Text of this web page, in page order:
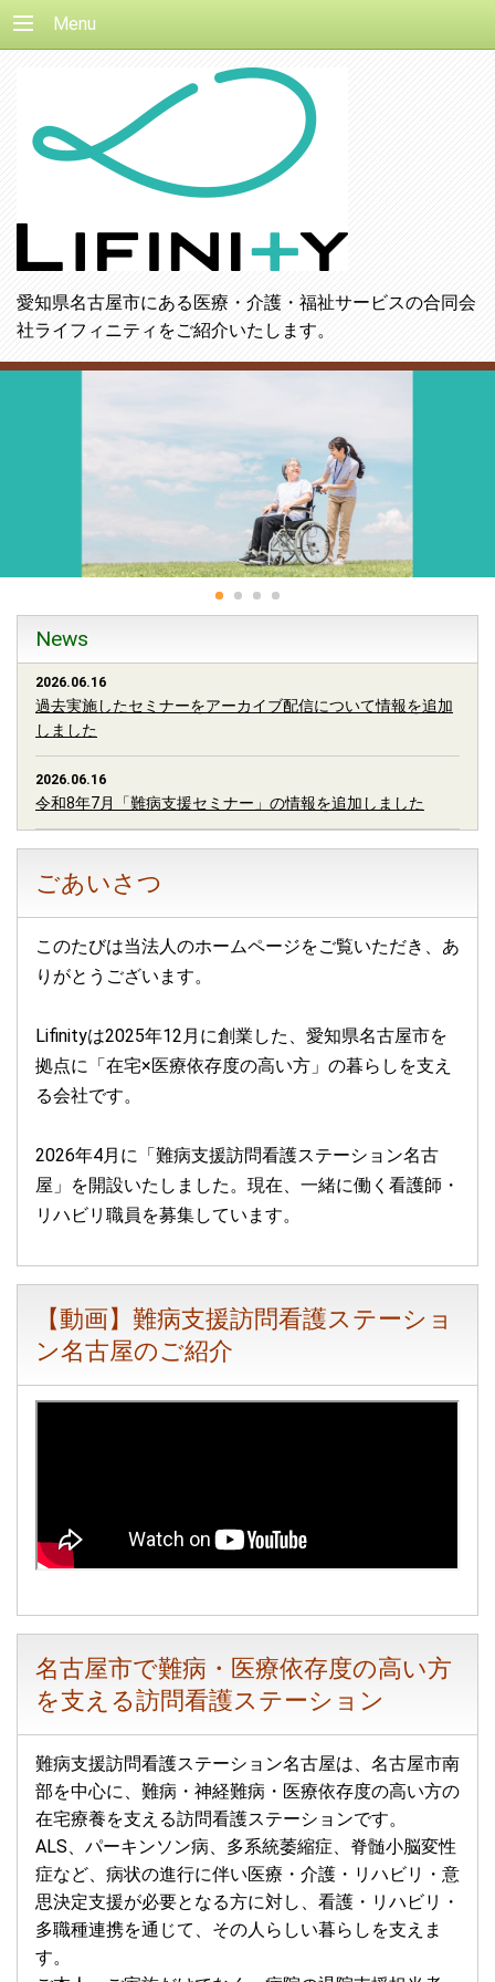
Menu
愛知県名古屋市にある医療・介護・福祉サービスの合同会
社ライフィニティをご紹介いたします。
News
2026.06.16
過去実施したセミナーをアーカイブ配信について情報を追加
しました
2026.06.16
令和8年7月「難病支援セミナー」の情報を追加しました
2026.05.15
令和8年6月「度難病支援セミナー」の情報を追加しました
2026年5月「難病支援セミナー」の情報を追加しました
2026.02.23
2026年3月「難病支援セミナー」の情報を追加しました
2026.02.22
採用募集情報を更新しました
2026.01.13
ごあいさつ
このたびは当法人のホームページをご覧いただき、あ
りがとうございます。
Lifinityは2025年12月に創業した、愛知県名古屋市を
拠点に「在宅×医療依存度の高い方」の暮らしを支え
る会社です。
2026年4月に「難病支援訪問看護ステーション名古
屋」を開設いたしました。現在、一緒に働く看護師・
リハビリ職員を募集しています。
【動画】難病支援訪問看護ステーショ
ン名古屋のご紹介
名古屋市で難病・医療依存度の高い方
を支える訪問看護ステーション
難病支援訪問看護ステーション名古屋は、名古屋市南
部を中心に、難病・神経難病・医療依存度の高い方の
在宅療養を支える訪問看護ステーションです。
ALS、パーキンソン病、多系統萎縮症、脊髄小脳変性
症など、病状の進行に伴い医療・介護・リハビリ・意
思決定支援が必要となる方に対し、看護・リハビリ・
多職種連携を通じて、その人らしい暮らしを支えま
す。